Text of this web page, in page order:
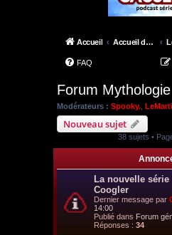
Accueil Accueil du forum
FAQ
Forum Mythologie
Modérateurs : Spooky.
Nouveau sujet
38 sujets •
La nouvelle série
Coogler
Dernier message par
14:00
Publié dans Forum
Réponses : 34